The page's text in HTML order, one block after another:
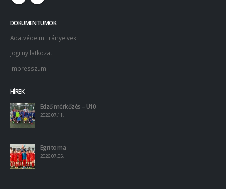
DOKUMENTUMOK
Adatvédelmi irányelvek
Jogi nyilatkozat
Impresszum
HÍREK
2026.07.05.